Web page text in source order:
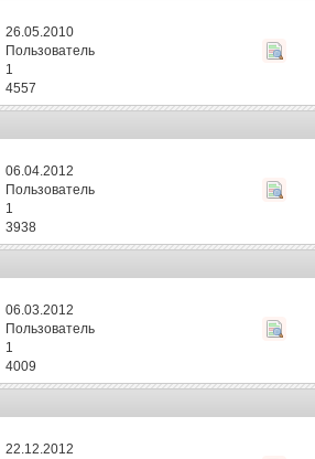
26.05.2010
Пользователь
1
4557
06.04.2012
Пользователь
1
3938
06.03.2012
Пользователь
1
4009
22.12.2012